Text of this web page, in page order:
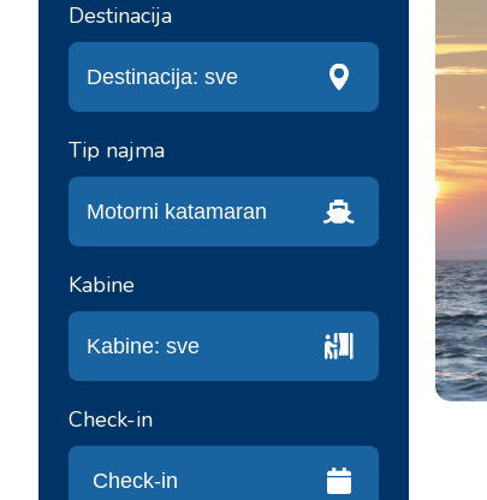
Destinacija
Tip najma
Kabine
Check-in